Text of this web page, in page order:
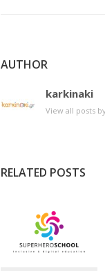
AUTHOR
karkinaki
View all posts
RELATED POSTS